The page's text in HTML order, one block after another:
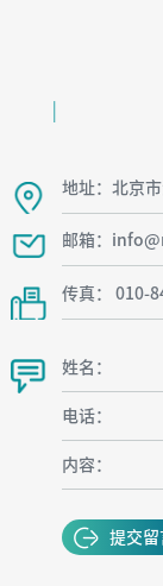
地址：北京
邮箱：
传真： 010-
姓名：
电话：
内容：
提交留